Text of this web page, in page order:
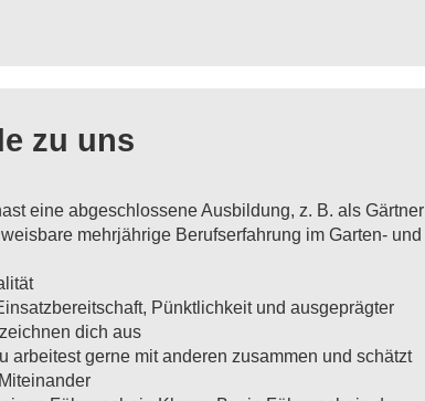
zu uns
eine abgeschlossene Ausbildung, z. B. als Gärtner
mehrjährige Berufserfahrung im Garten- und
Pünktlichkeit und ausgeprägter
dich aus
arbeitest gerne mit anderen zusammen und schätzt